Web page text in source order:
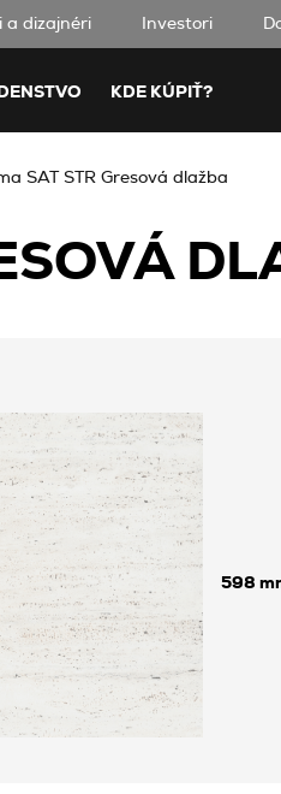
a dizajnéri Investori
KDE KÚPIŤ?
SAT STR Gresová dlažba
598